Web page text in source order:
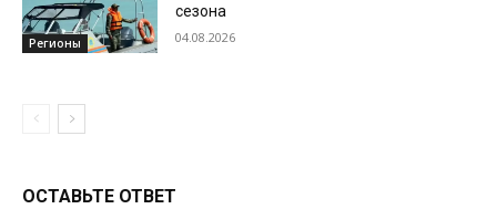
Регионы
сезона
04.08.2026
ОСТАВЬТЕ ОТВЕТ